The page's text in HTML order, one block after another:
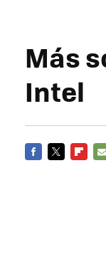
Más
Intel